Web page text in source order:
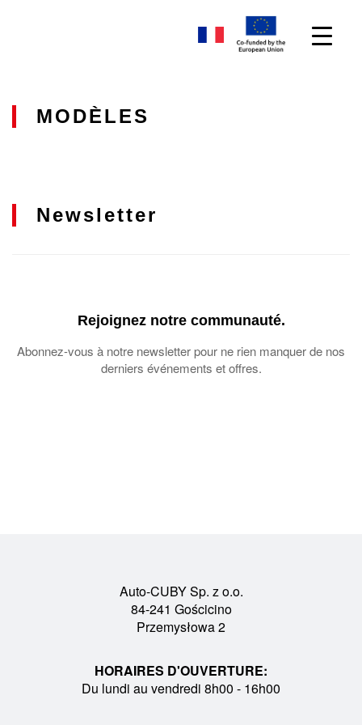
MODÈLES
Newsletter
Rejoignez notre communauté.
Abonnez-vous à notre newsletter pour ne rien manquer de nos
derniers événements et offres.
Auto-CUBY Sp. z o.o.
84-241 Gościcino
Przemysłowa 2
HORAIRES D'OUVERTURE:
Du lundi au vendredi 8h00 - 16h00